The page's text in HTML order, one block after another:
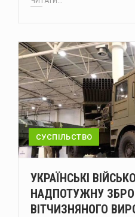
СУСПІЛЬСТВО
УКРАЇНСЬКІ
НАДПОТУЖНУ
ВІТЧИЗНЯНОГО